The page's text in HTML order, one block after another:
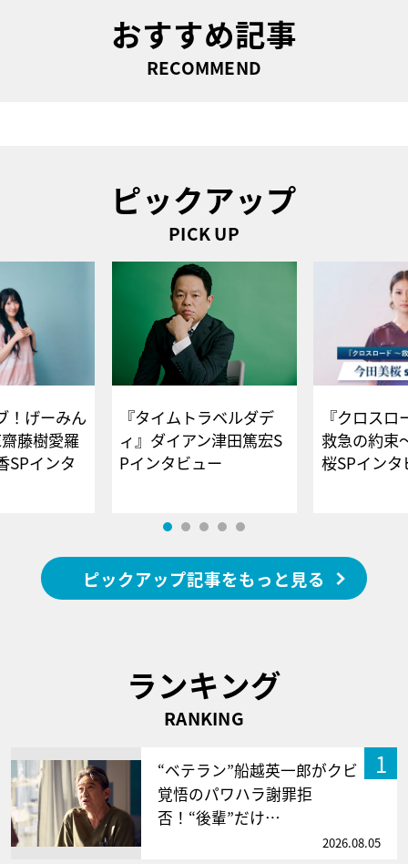
おすすめ記事
RECOMMEND
ピックアップ
PICK UP
！げーみん
藤樹愛羅
SPインタ
『タイムトラベルダデ
ィ』ダイアン津田篤宏S
Pインタビュー
『クロス
救急の約束
桜SPイ
ピックアップ記事をもっと見る
ランキング
RANKING
1
“ベテラン”船越英一郎がクビ
覚悟のパワハラ謝罪拒
否！“後輩”だけ…
2026.08.05